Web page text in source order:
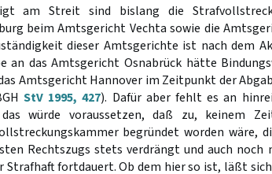
am Streit sind bislang die
beim Amtsgericht Vechta sowie die
dieser Amtsgerichte ist nach dem
an das Amtsgericht Osnabrück hätte
Amtsgericht Hannover im Zeitpunkt der
StV 1995, 427). Dafür aber fehlt es an
würde voraussetzen, daß zu, keinem
begründet worden wäre,
Rechtszugs stets verdrängt und auch noch
Strafhaft fortdauert. Ob dem hier so ist, läßt